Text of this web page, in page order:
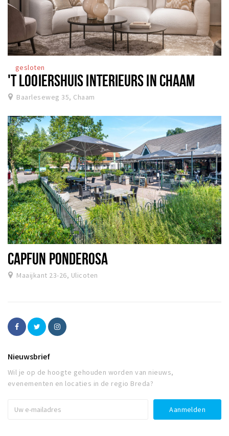
gesloten
'T LOOIERSHUIS INTERIEURS IN CHAAM
Baarleseweg 35, Chaam
CAPFUN PONDEROSA
Maaijkant 23-26, Ulicoten
Nieuwsbrief
Wil je op de hoogte gehouden worden van nieuws,
evenementen en locaties in de regio Breda?